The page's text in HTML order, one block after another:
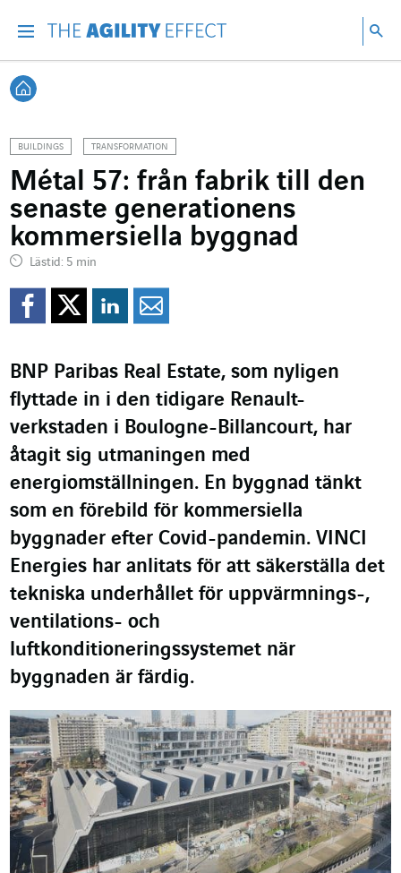
Sök
Tillbaka till startsidan
BUILDINGS TRANSFORMATION
Métal 57: från fabrik till den
senaste generationens
kommersiella byggnad
Lästid: 5 min
Dela på Facebook
Dela på Twitter
Dela på Linkedin
BNP Paribas Real Estate, som nyligen
flyttade in i den tidigare Renault-
verkstaden i Boulogne-Billancourt, har
åtagit sig utmaningen med
energiomställningen. En byggnad tänkt
som en förebild för kommersiella
byggnader efter Covid-pandemin. VINCI
Energies har anlitats för att säkerställa det
tekniska underhållet för uppvärmnings-,
ventilations- och
luftkonditioneringssystemet när
byggnaden är färdig.